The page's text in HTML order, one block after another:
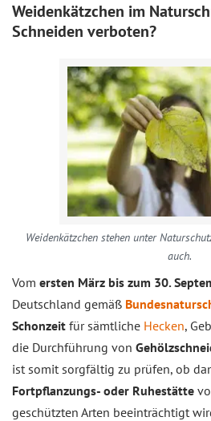
Weidenkätzchen im
Schneiden verboten?
Weidenkätzchen stehen unter
auch.
Vom ersten März bis zum 30.
Deutschland gemäß
Schonzeit für sämtliche Hecken,
die Durchführung von
ist somit sorgfältig zu prüfen, ob
Fortpflanzungs- oder Ruhestätte
geschützten Arten beeinträchtigt